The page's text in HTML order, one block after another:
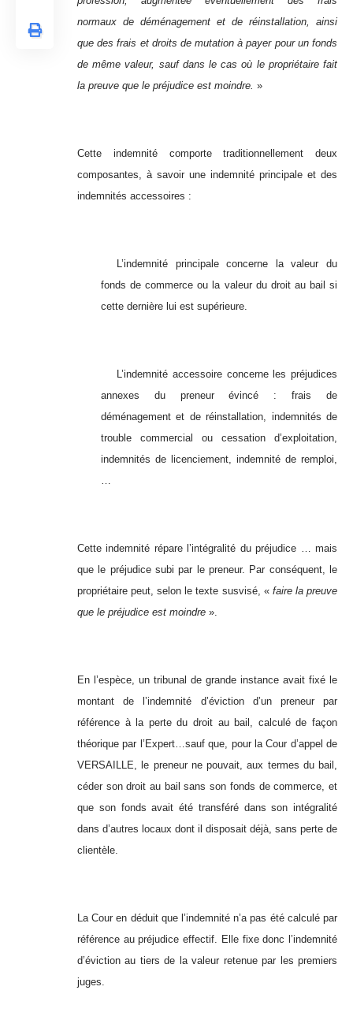
normaux de déménagement et de réinstallation, ainsi
que des frais et droits de mutation à payer pour un fonds
de même valeur, sauf dans le cas où le propriétaire fait
la preuve que le préjudice est moindre. »
Cette indemnité comporte traditionnellement deux
composantes, à savoir une indemnité principale et des
indemnités accessoires :
L’indemnité principale concerne la valeur du
fonds de commerce ou la valeur du droit au bail si
cette dernière lui est supérieure.
L’indemnité accessoire concerne les préjudices
annexes du preneur évincé : frais de
déménagement et de réinstallation, indemnités de
trouble commercial ou cessation d’exploitation,
indemnités de licenciement, indemnité de remploi,
…
Cette indemnité répare l’intégralité du préjudice … mais
que le préjudice subi par le preneur. Par conséquent, le
propriétaire peut, selon le texte susvisé, « faire la preuve
que le préjudice est moindre ».
En l’espèce, un tribunal de grande instance avait fixé le
montant de l’indemnité d’éviction d’un preneur par
référence à la perte du droit au bail, calculé de façon
théorique par l’Expert…sauf que, pour la Cour d’appel de
VERSAILLE, le preneur ne pouvait, aux termes du bail,
céder son droit au bail sans son fonds de commerce, et
que son fonds avait été transféré dans son intégralité
dans d’autres locaux dont il disposait déjà, sans perte de
clientèle.
La Cour en déduit que l’indemnité n’a pas été calculé par
référence au préjudice effectif. Elle fixe donc l’indemnité
d’éviction au tiers de la valeur retenue par les premiers
juges.